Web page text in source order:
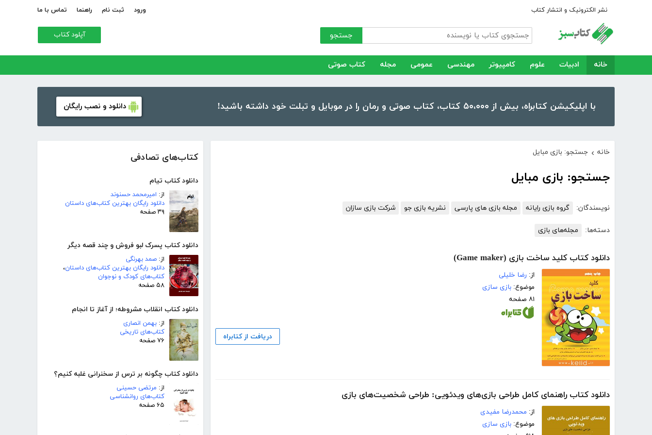
نشر الکترونیک و انتشار کتاب ورود ثبت نام راهنما تماس با ما
جستجو آپلود کتاب
خانه ادبیات علوم کامپیوتر مهندسی عمومی مجله کتاب صوتی
با اپلیکیشن کتابراه، بیش از ۵۰،۰۰۰ کتاب، کتاب صوتی و رمان را در موبایل و تبلت خود داشته باشید! دانلود و نصب رایگان
کتاب‌های تصادفی
دانلود کتاب تیام
از: امیرمحمد حسنوند
دانلود رایگان بهترین کتاب‌های داستان
۳۹ صفحه
دانلود کتاب پسرک لبو فروش و چند قصه دیگر
از: صمد بهرنگی
دانلود رایگان بهترین کتاب‌های داستان،
کتاب‌های کودک و نوجوان
۵۸ صفحه
دانلود کتاب انقلاب مشروطه؛ از آغاز تا انجام
از: بهمن انصاری
کتاب‌های تاریخی
۷۶ صفحه
دانلود کتاب چگونه بر ترس از سخنرانی غلبه کنیم؟
از: مرتضی حسینی
کتاب‌های روانشناسی
۶۵ صفحه
خانه › جستجو: بازی مبایل
جستجو: بازی مبایل
نویسندگان: گروه بازی رایانه مجله بازی های پارسی نشریه بازی جو شرکت بازی سازان
دسته‌ها: مجله‌های بازی
دانلود کتاب کلید ساخت بازی (Game maker)
از: رضا خلیلی
موضوع: بازی سازی
۸۱ صفحه
دریافت از کتابراه
دانلود کتاب راهنمای کامل طراحی بازی‌های ویدئویی: طراحی شخصیت‌های بازی
از: محمدرضا مفیدی
موضوع: بازی سازی